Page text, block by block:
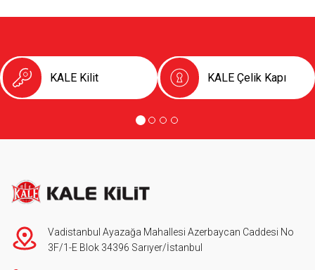
KALE Kilit KALE Çelik Kapı
Vadistanbul Ayazağa Mahallesi Azerbaycan Caddesi No
3F/1-E Blok 34396 Sarıyer/İstanbul